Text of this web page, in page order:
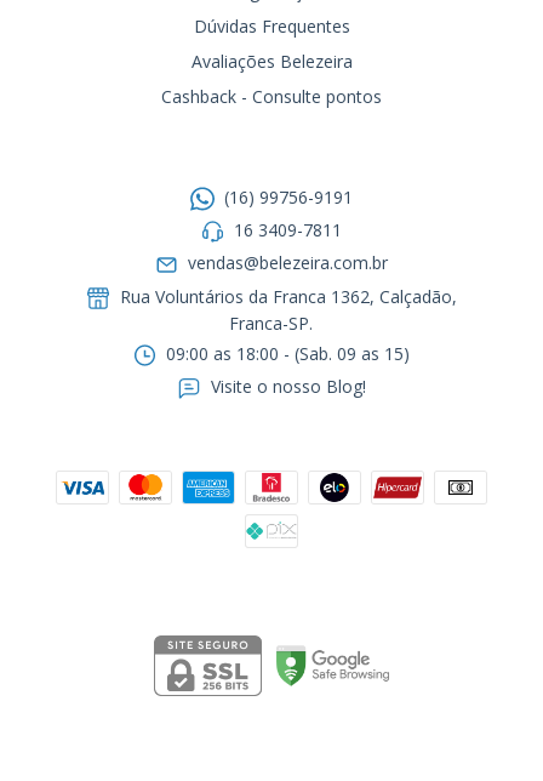
Dúvidas Frequentes
Avaliações Belezeira
Cashback - Consulte pontos
(16) 99756-9191
16 3409-7811
vendas@belezeira.com.br
Rua Voluntários da Franca 1362, Calçadão,
Franca-SP.ㅤㅤㅤㅤㅤㅤㅤㅤㅤㅤㅤ
09:00 as 18:00 - (Sab. 09 as 15)
Visite o nosso Blog!